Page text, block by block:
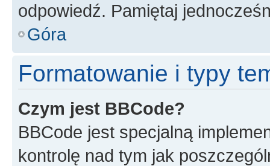
odpowiedź. Pamiętaj
Góra
Formatowanie i typy
Czym jest BBCode?
BBCode jest specjalną
kontrolę nad tym jak